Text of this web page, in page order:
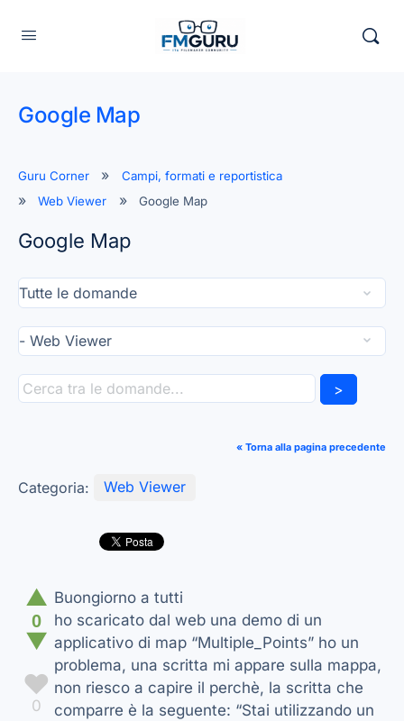
Google Map
Guru Corner
Campi, formati e reportistica
Web Viewer
Google Map
Google Map
>
« Torna alla pagina precedente
Categoria: Web Viewer
▲
0
▼
♥
0
Buongiorno a tutti
ho scaricato dal web una demo di un
applicativo di map “Multiple_Points” ho un
problema, una scritta mi appare sulla mappa,
non riesco a capire il perchè, la scritta che
comparre è la seguente: “Stai utilizzando un